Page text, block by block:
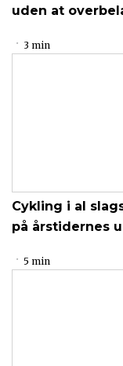
uden at
3 min
Cykling i al
på årstidernes
5 min